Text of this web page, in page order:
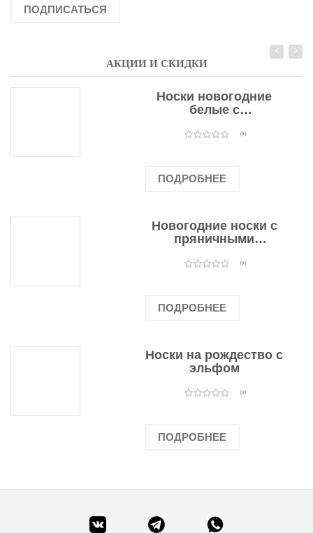
ПОДПИСАТЬСЯ
АКЦИИ И СКИДКИ
Носки новогодние
белые с
оленями(0)
ПОДРОБНЕЕ
Новогодние носки с
пряничными
(0)
ПОДРОБНЕЕ
Носки на рождество с
эльфом
(0)
ПОДРОБНЕЕ